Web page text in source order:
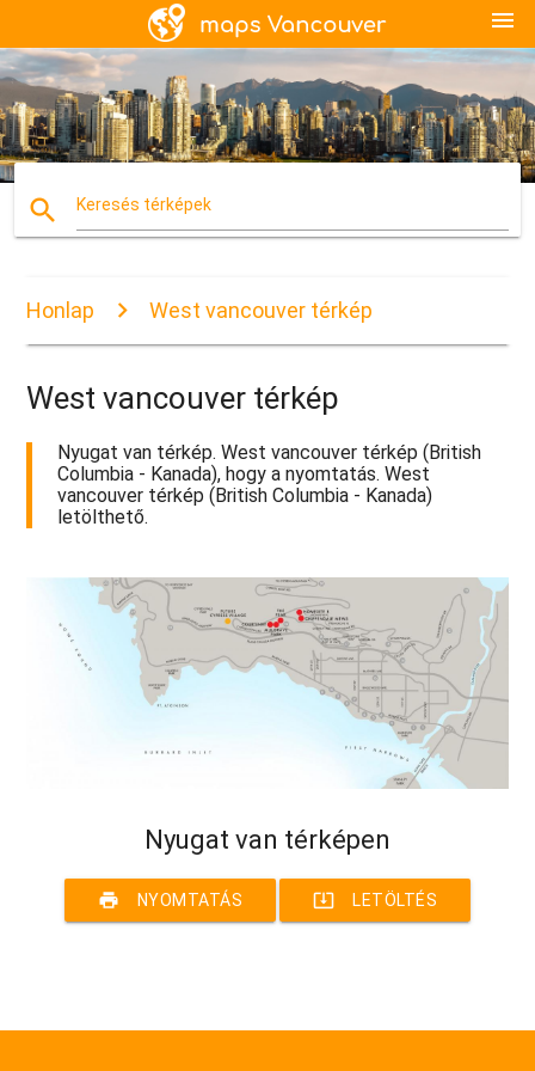
menu
search Keresés térképek
Honlap West vancouver térkép
West vancouver térkép
Nyugat van térkép. West vancouver térkép (British
Columbia - Kanada), hogy a nyomtatás. West
vancouver térkép (British Columbia - Kanada)
letölthető.
Nyugat van térképen
print NYOMTATÁS system_update_alt LETÖLTÉS